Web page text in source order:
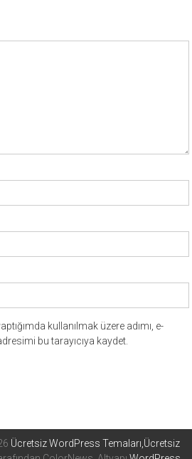
kullanılmak üzere adımı, e-
bu tarayıcıya kaydet.
Ücretsiz WordPress Temaları,Ücretsiz